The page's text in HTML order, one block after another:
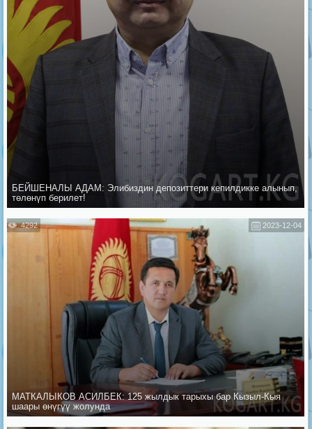
БЕЙШЕНАЛЫ АДАМ: Элибиздин депозиттери кепилдикке алынып,
төлөнүп берилет!
2023-12-04
4292
МАТКАЛЫКОВ АСИЛБЕК: 125 жылдык тарыхы бар Кызыл-Кыя
шаары өнүгүү жолунда